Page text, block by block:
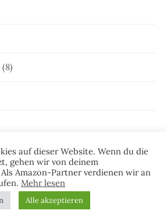
(8)
auf dieser Website. Wenn du die
gehen wir von deinem
Amazon-Partner verdienen wir an
Mehr lesen
Alle akzeptieren